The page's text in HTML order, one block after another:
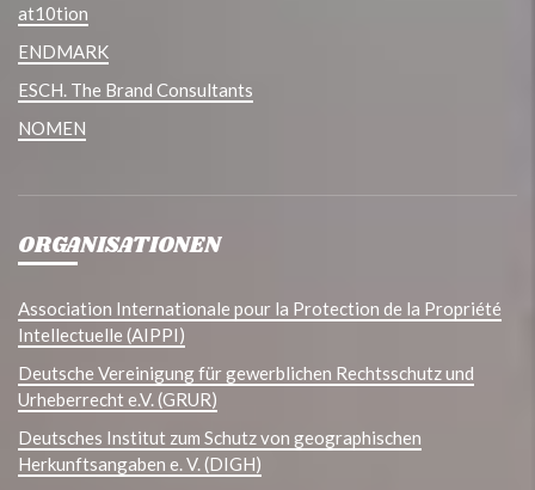
at10tion
ENDMARK
ESCH. The Brand Consultants
NOMEN
ORGANISATIONEN
Association Internationale pour la Protection de la Propriété
Intellectuelle (AIPPI)
Deutsche Vereinigung für gewerblichen Rechtsschutz und
Urheberrecht e.V. (GRUR)
Deutsches Institut zum Schutz von geographischen
Herkunftsangaben e. V. (DIGH)